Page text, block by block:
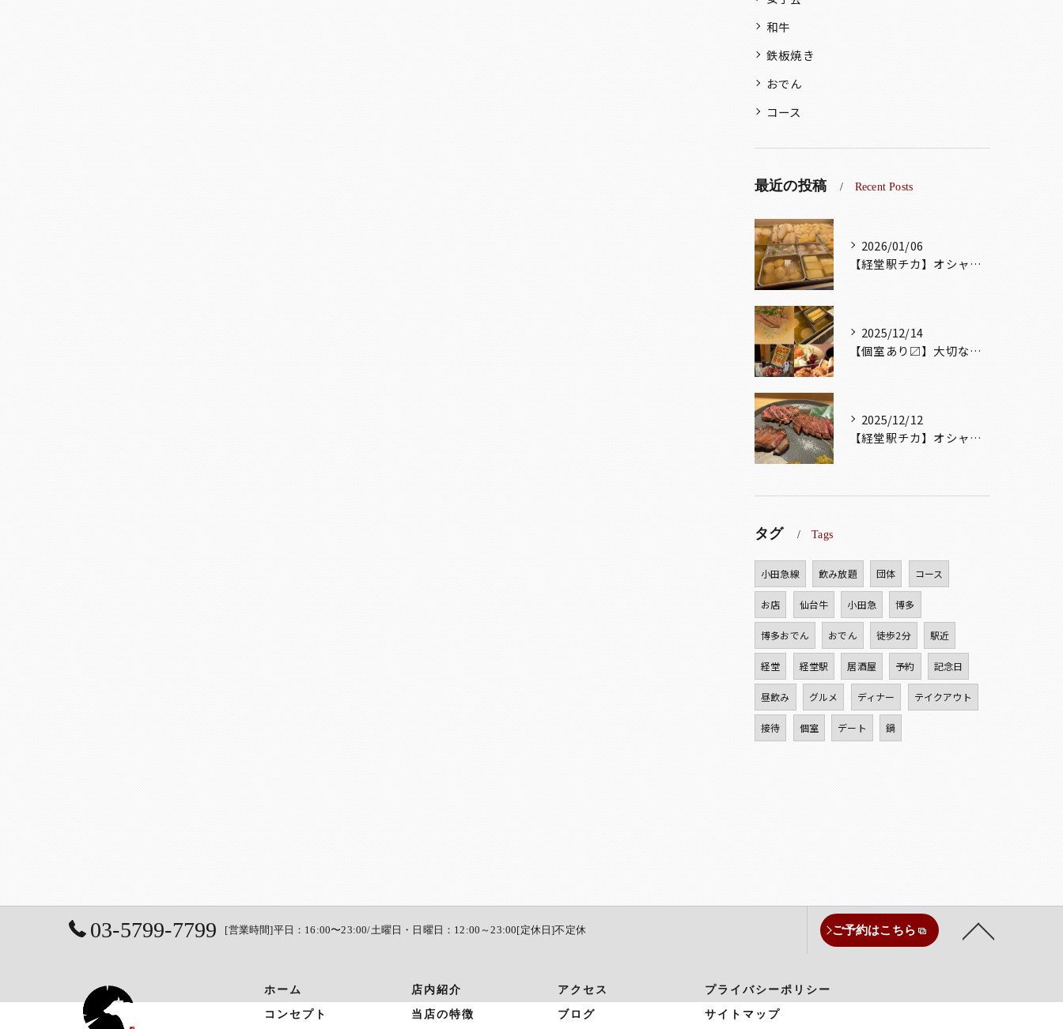
和牛
鉄板焼き
おでん
コース
最近の投稿 Recent Posts
2026/01/06
【経堂駅チカ】オシャレ居酒屋🏮出汁が美味しいおでんがオススメ...
2025/12/14
【個室あり〼】大切な記念日、お祝い事でのご来店ぜひお待ちして...
2025/12/12
【経堂駅チカ】オシャレ居酒屋🏮自慢のお肉が楽しめる🐃お得なコ...
タグ Tags
小田急線 飲み放題 団体 コース
お店 仙台牛 小田急 博多
博多おでん おでん 徒歩2分 駅近
経堂 経堂駅 居酒屋 予約 記念日
昼飲み グルメ ディナー テイクアウト
接待 個室 デート 鍋
03-5799-7799 [営業時間]平日：16:00〜23:00/土曜日・日曜日：12:00～23:00[定休日]不定休 ご予約はこちら
ホーム
コンセプト
店内紹介
当店の特徴
アクセス
ブログ
プライバシーポリシー
サイトマップ